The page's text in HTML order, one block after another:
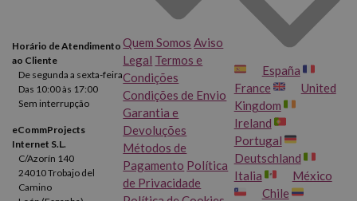
Horário de Atendimento
ao Cliente
De segunda a sexta-feira
Das 10:00 às 17:00
Sem interrupção
eCommProjects
Internet S.L.
C/Azorín 140
24010 Trobajo del
Camino
Quem Somos Aviso
Legal Termos e
Condições
Condições de Envio
Garantia e
Devoluções
Métodos de
Pagamento Política
de Privacidade
España
France
United
Kingdom
Ireland
Portugal
Deutschland
Italia
México
Chile